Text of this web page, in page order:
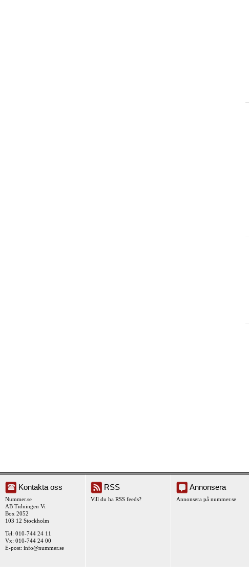
Kontakta oss
Nummer.se
AB Tidningen Vi
Box 2052
103 12 Stockholm
Tel: 010-744 24 11
Vx: 010-744 24 00
E-post: info@nummer.se
RSS
Vill du ha RSS feeds?
Annonsera
Annonsera på nummer.se